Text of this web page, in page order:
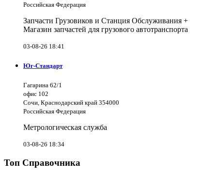
Российская Федерация
Запчасти Грузовиков и Станция Обслуживания +
Магазин запчастей для грузового автотранспорта
03-08-26 18:41
Юг-Стандарт
Гагарина 62/1
офис 102
Сочи, Краснодарский край 354000
Российская Федерация
Метрологическая служба
03-08-26 18:34
Топ Справочника